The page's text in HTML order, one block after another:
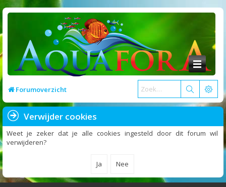
Forumoverzicht
Verwijder cookies
Weet je zeker dat je alle cookies ingesteld door dit forum wil
verwijderen?